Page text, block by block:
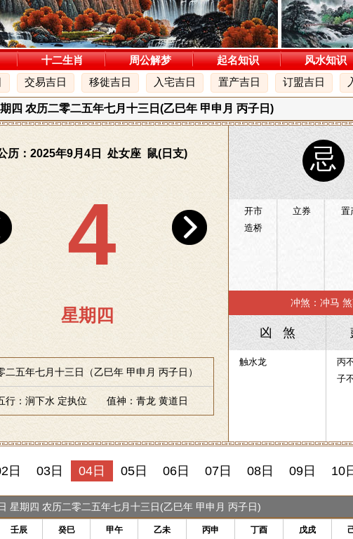
十二生肖 周公解梦 起名知识
风水知识
交易吉日 移徙吉日 入宅吉日 置产吉日 订盟吉日
四 农历二零二五年七月十三日(乙巳年 甲申月 丙子日)
历：2025年9月4日 处女座 鼠(日支)
4
星期四
二五年七月十三日（乙巳年 甲申月 丙子日）
行：涧下水 定执位 值神：青龙 黄道日
忌
开市 立券 置
造桥
冲煞：冲马
凶 煞
触水龙
丙
子
日 03日 04日 05日 06日 07日 08日 09日 10
星期四 农历二零二五年七月十三日(乙巳年 甲申月 丙子日)
壬辰 癸巳 甲午 乙未 丙申 丁酉 戊戌